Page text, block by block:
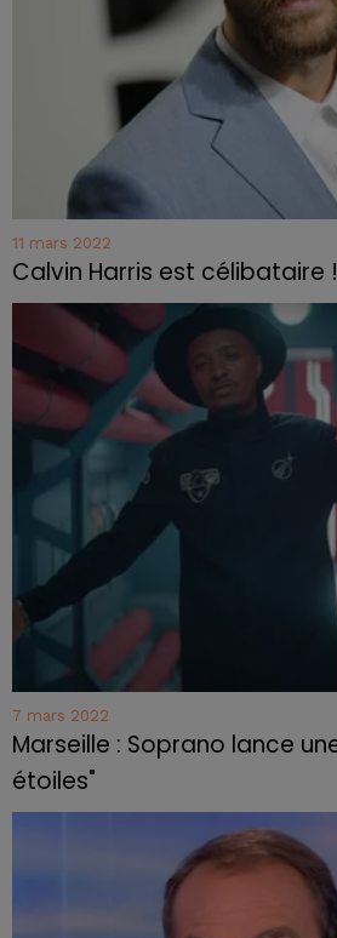
11 mars 2022
Calvin Harris est célibataire !
7 mars 2022
Marseille : Soprano lance
étoiles"